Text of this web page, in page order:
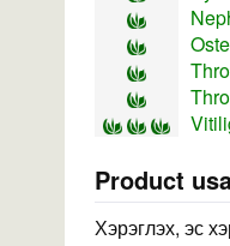
Product
Хэрэглэх, эс